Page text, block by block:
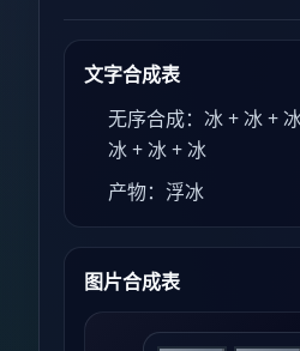
文字合成表
无序合成：冰 + 冰 +
冰 + 冰 + 冰
产物：浮冰
图片合成表